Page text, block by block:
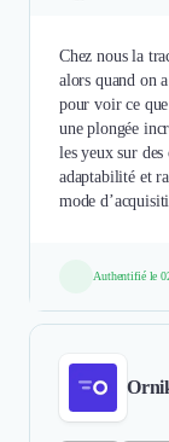
Chez nous la
alors quand on
pour voir ce
une plongée
les yeux sur
adaptabilité et
mode
Authentifié le